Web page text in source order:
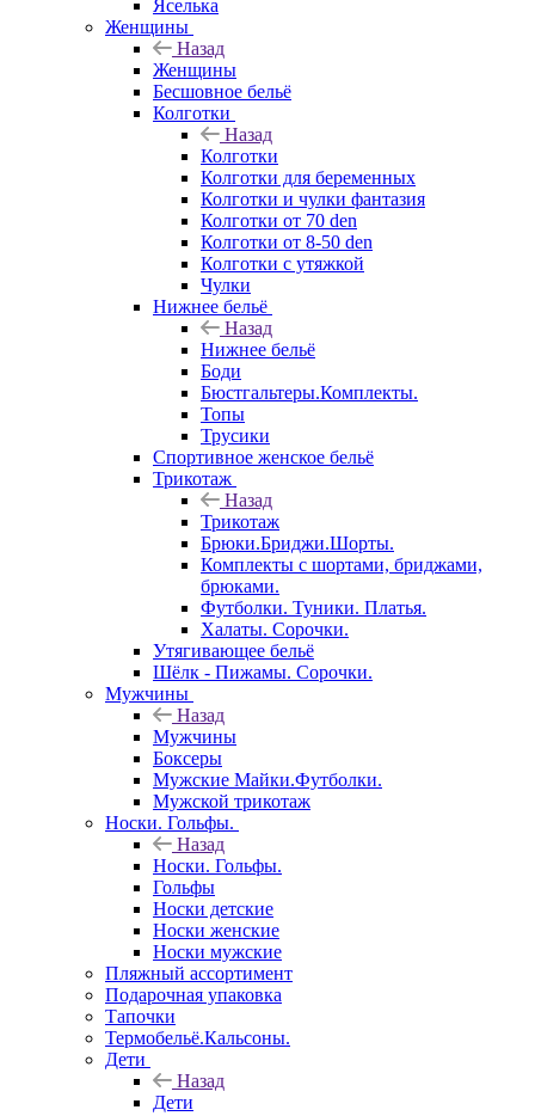
Яселька
Женщины
Назад
Женщины
Бесшовное бельё
Колготки
Назад
Колготки
Колготки для беременных
Колготки и чулки фантазия
Колготки от 70 den
Колготки от 8-50 den
Колготки с утяжкой
Чулки
Нижнее бельё
Назад
Нижнее бельё
Боди
Бюстгальтеры.Комплекты.
Топы
Трусики
Спортивное женское бельё
Трикотаж
Назад
Трикотаж
Брюки.Бриджи.Шорты.
Комплекты с шортами, бриджами,
брюками.
Футболки. Туники. Платья.
Халаты. Сорочки.
Утягивающее бельё
Шёлк - Пижамы. Сорочки.
Мужчины
Назад
Мужчины
Боксеры
Мужские Майки.Футболки.
Мужской трикотаж
Носки. Гольфы.
Назад
Носки. Гольфы.
Гольфы
Носки детские
Носки женские
Носки мужские
Пляжный ассортимент
Подарочная упаковка
Тапочки
Термобельё.Кальсоны.
Дети
Назад
Дети